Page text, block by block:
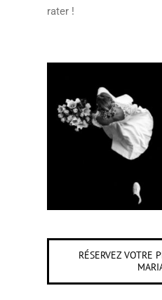
rater !
RÉSERVEZ VOTRE